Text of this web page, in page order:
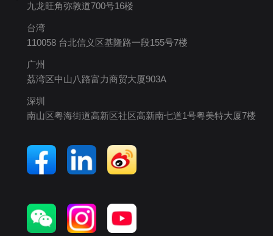
九龙旺角弥敦道700号16楼
台湾
110058 台北信义区基隆路一段155号7楼
广州
荔湾区中山八路富力商贸大厦903A
深圳
南山区粤海街道高新区社区高新南七道1号粤美特大厦7楼